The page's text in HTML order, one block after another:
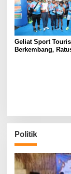
Geliat Sport
Berkembang,
Politik